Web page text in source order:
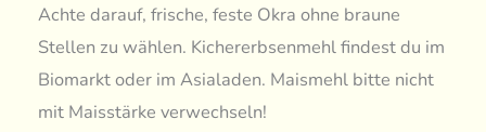
Achte darauf, frische, feste Okra ohne braune
Stellen zu wählen. Kichererbsenmehl findest du im
Biomarkt oder im Asialaden. Maismehl bitte nicht
mit Maisstärke verwechseln!